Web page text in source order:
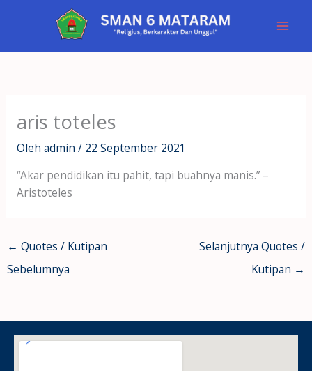
aris toteles
Oleh admin / 22 September 2021
“Akar pendidikan itu pahit, tapi buahnya manis.” –
Aristoteles
← Quotes / Kutipan
Sebelumnya
Selanjutnya Quotes /
Kutipan →